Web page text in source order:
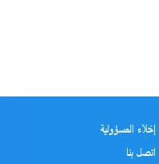
إخلاء المسؤولية
اتصل بنا